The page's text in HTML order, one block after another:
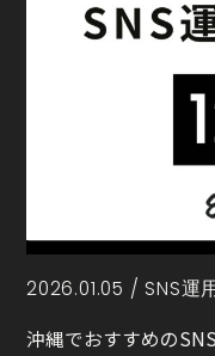
2026.01.05 / SNS運
沖縄でおすすめの